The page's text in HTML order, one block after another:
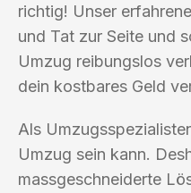
richtig! Unser
und Tat zur Seite und
Umzug reibungslos
dein kostbares Geld
Als
Umzug sein kann.
massgeschneiderte